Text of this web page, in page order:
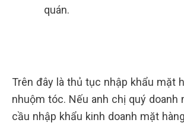
quán.
Trên đây là thủ tục nhập khẩu mặt
nhuộm tóc. Nếu anh chị quý doanh
cầu nhập khẩu kinh doanh mặt